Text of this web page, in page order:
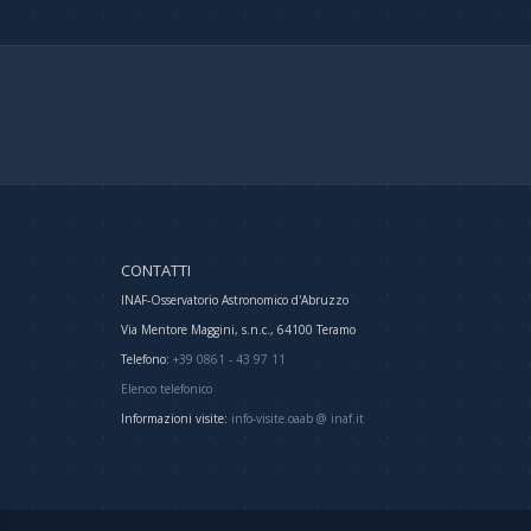
CONTATTI
INAF-Osservatorio Astronomico d'Abruzzo
Via Mentore Maggini, s.n.c., 64100 Teramo
Telefono: +39 0861 - 43 97 11
Elenco telefonico
Informazioni visite: info-visite.oaab @ inaf.it